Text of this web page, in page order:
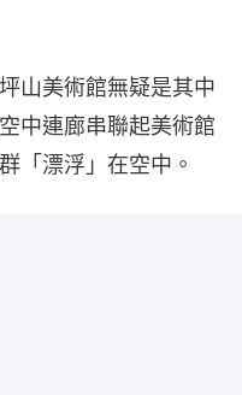
山美術館無疑是其中
中連廊串聯起美術館
「漂浮」在空中。